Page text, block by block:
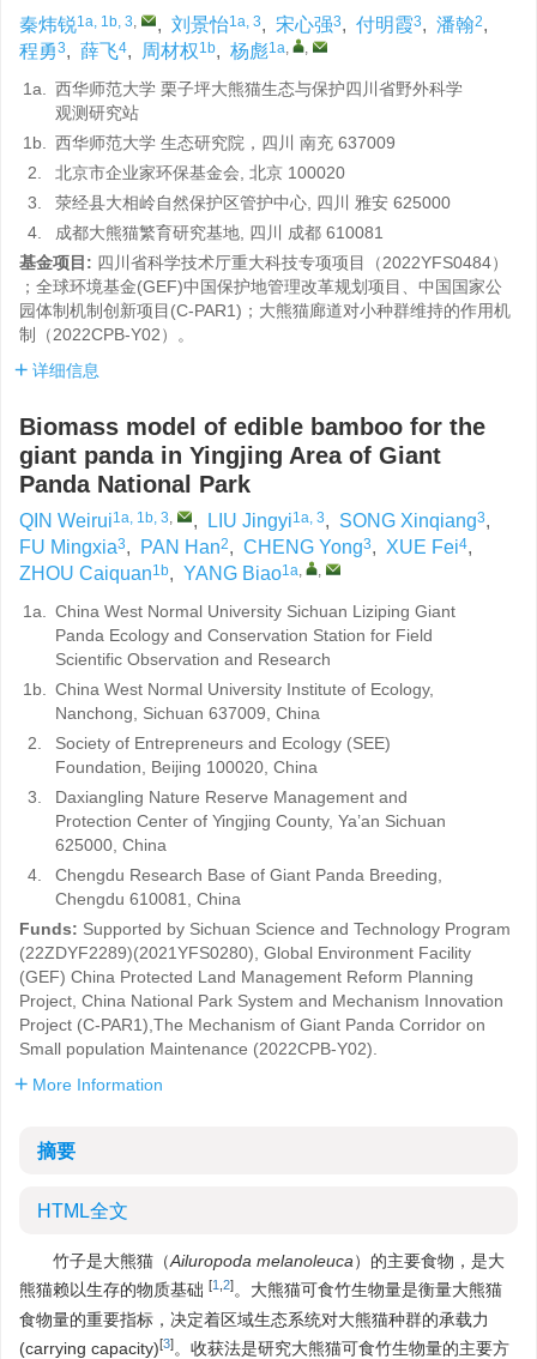
秦炜锐1a, 1b, 3, , 刘景怡1a, 3, 宋心强3, 付明霞3, 潘翰2,
程勇3, 薛飞4, 周材权1b, 杨彪1a, ,
1a.
西华师范大学 栗子坪大熊猫生态与保护四川省野外科学
观测研究站
1b.
西华师范大学 生态研究院，四川 南充 637009
2.
北京市企业家环保基金会, 北京 100020
3.
荥经县大相岭自然保护区管护中心, 四川 雅安 625000
4.
成都大熊猫繁育研究基地, 四川 成都 610081
基金项目: 四川省科学技术厅重大科技专项项目（2022YFS0484）
；全球环境基金(GEF)中国保护地管理改革规划项目、中国国家公
园体制机制创新项目(C-PAR1)；大熊猫廊道对小种群维持的作用机
制（2022CPB-Y02）。
详细信息
Biomass model of edible bamboo for the
giant panda in Yingjing Area of Giant
Panda National Park
QIN Weirui1a, 1b, 3, , LIU Jingyi1a, 3, SONG Xinqiang3,
FU Mingxia3, PAN Han2, CHENG Yong3, XUE Fei4,
ZHOU Caiquan1b, YANG Biao1a, ,
1a.
China West Normal University Sichuan Liziping Giant
Panda Ecology and Conservation Station for Field
Scientific Observation and Research
1b.
China West Normal University Institute of Ecology,
Nanchong, Sichuan 637009, China
2.
Society of Entrepreneurs and Ecology (SEE)
Foundation, Beijing 100020, China
3.
Daxiangling Nature Reserve Management and
Protection Center of Yingjing County, Ya’an Sichuan
625000, China
4.
Chengdu Research Base of Giant Panda Breeding,
Chengdu 610081, China
Funds: Supported by Sichuan Science and Technology Program
(22ZDYF2289)(2021YFS0280), Global Environment Facility
(GEF) China Protected Land Management Reform Planning
Project, China National Park System and Mechanism Innovation
Project (C-PAR1),The Mechanism of Giant Panda Corridor on
Small population Maintenance (2022CPB-Y02).
More Information
摘要
HTML全文
竹子是大熊猫（Ailuropoda melanoleuca）的主要食物，是大
熊猫赖以生存的物质基础 [1 2]。大熊猫可食竹生物量是衡量大熊猫
食物量的重要指标，决定着区域生态系统对大熊猫种群的承载力
(carrying capacity)[3]。收获法是研究大熊猫可食竹生物量的主要方